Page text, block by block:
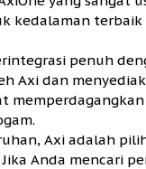
kedalaman terbaik
penuh
Axi dan
Axi adalah
Anda mencari